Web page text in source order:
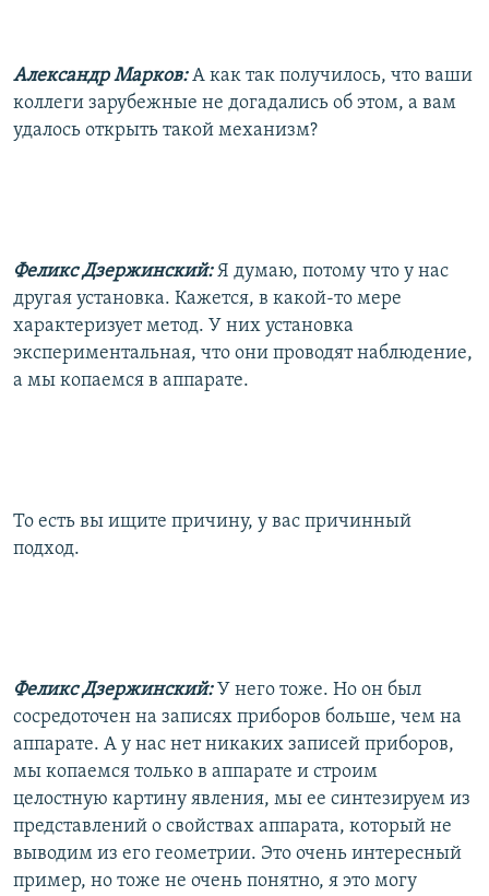
Александр Марков:А как так получилось, что ваши
коллеги зарубежные не догадались об этом, а вам
удалось открыть такой механизм?
Феликс Дзержинский:Я думаю, потому что у нас
другая установка. Кажется, в какой-то мере
характеризует метод. У них установка
экспериментальная, что они проводят наблюдение,
а мы копаемся в аппарате.
То есть вы ищите причину, у вас причинный
подход.
Феликс Дзержинский:У него тоже. Но он был
сосредоточен на записях приборов больше, чем на
аппарате. А у нас нет никаких записей приборов,
мы копаемся только в аппарате и строим
целостную картину явления, мы ее синтезируем из
представлений о свойствах аппарата, который не
выводим из его геометрии. Это очень интересный
пример, но тоже не очень понятно, я это могу